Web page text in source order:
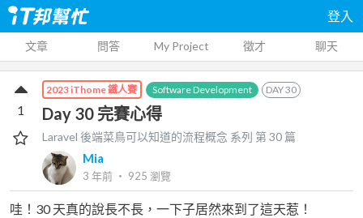
登入
文章 問答 My Project 徵才 聊天
2023 iThome 鐵人賽 Software Development DAY30
Day 30 完賽心得
Laravel 後端菜鳥可以知道的流程概念 系列 第30 篇
Mia
3 年前 ‧ 925 瀏覽
1
哇！30 天真的說長不長，一下子居然來到了這天惹！